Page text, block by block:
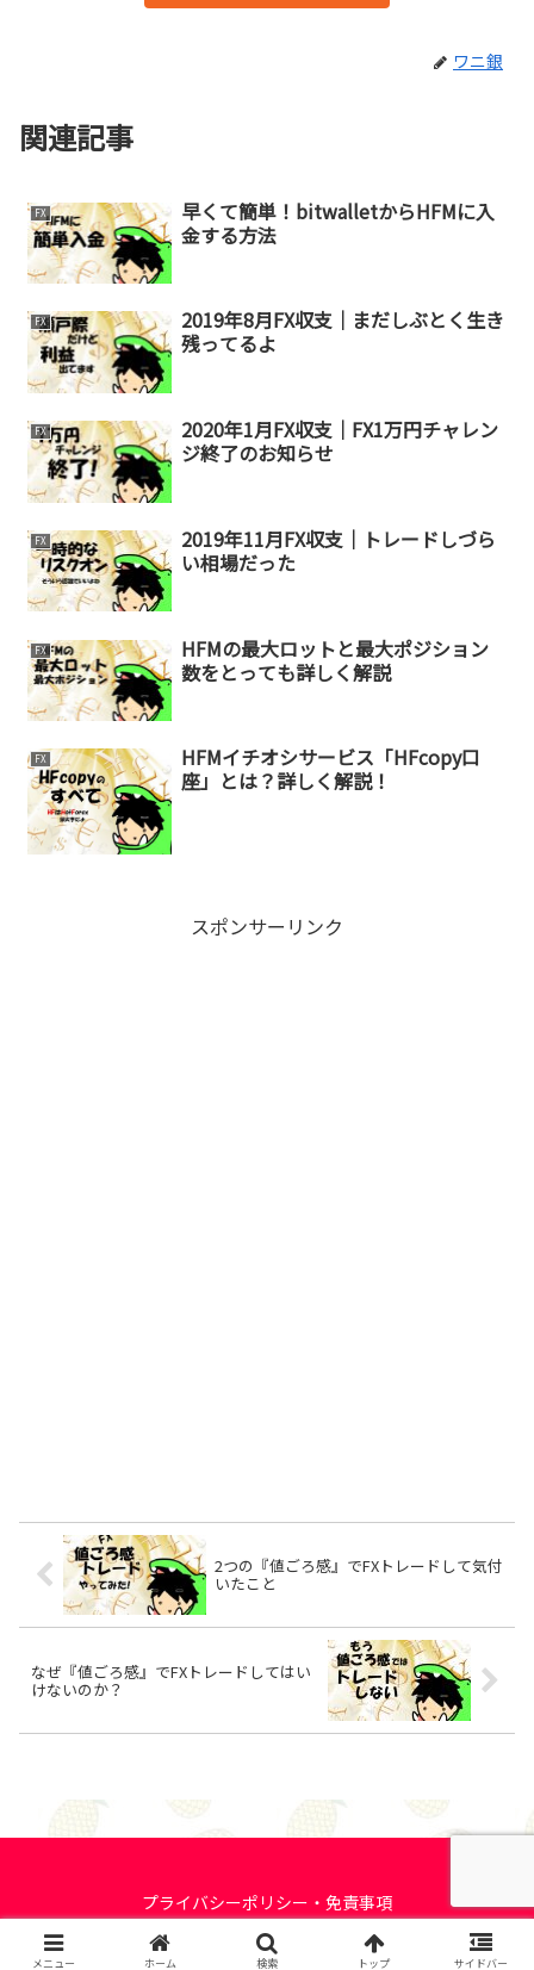
ワニ銀
関連記事
FX
早くて簡単！bitwalletからHFMに入
金する方法
FX
2019年8月FX収支｜まだしぶとく生き
残ってるよ
FX
2020年1月FX収支｜FX1万円チャレン
ジ終了のお知らせ
FX
2019年11月FX収支｜トレードしづら
い相場だった
FX
HFMの最大ロットと最大ポジション
数をとっても詳しく解説
FX
HFMイチオシサービス「HFcopy口
座」とは？詳しく解説！
スポンサーリンク
2つの『値ごろ感』でFXトレードして気付
いたこと
なぜ『値ごろ感』でFXトレードしてはい
けないのか？
プライバシーポリシー・免責事項
© 2017-2026 ワニログ.
メニュー ホーム 検索 トップ サイドバー